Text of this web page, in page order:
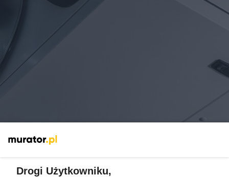
Odzyskaj ciepło, które wyrzucasz przez okno.
Drogi Użytkowniku,